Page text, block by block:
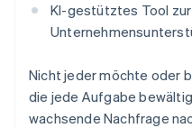
KI-gestütztes Tool zur
Nicht jeder möchte oder
die jede Aufgabe
wachsende Nachfrage